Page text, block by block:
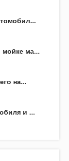
ма...
на...
и ...